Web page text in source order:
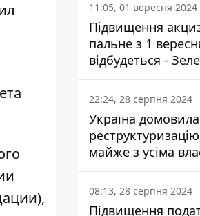
11:05, 01 вересня 2024
Підвищення
пальне з 1
відбудеться -
підписав закон
22:24, 28 серпня 2024
Україна
майже з усіма
єврооблігацій:
означає для країни
08:13, 28 серпня 2024
Підвищення